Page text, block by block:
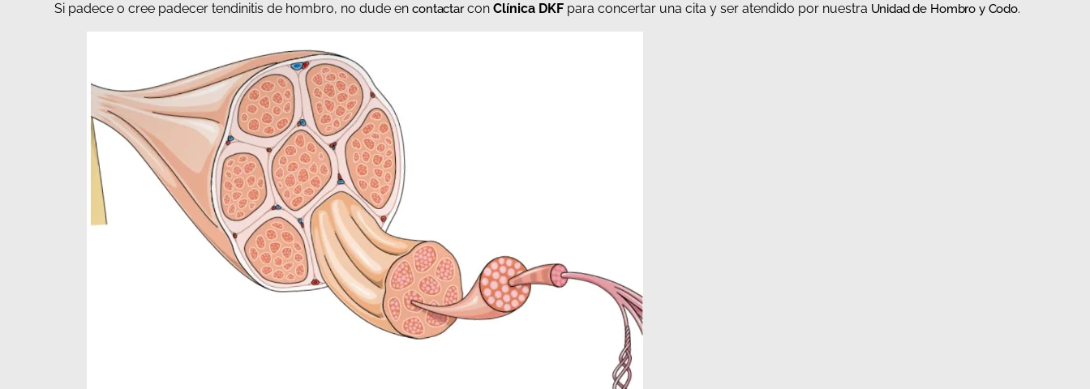
Si padece o cree padecer tendinitis de hombro, no dude encontactarcon Clínica DKF para concertar una cita y ser atendido por nuestra Unidad de Hombro y Codo.